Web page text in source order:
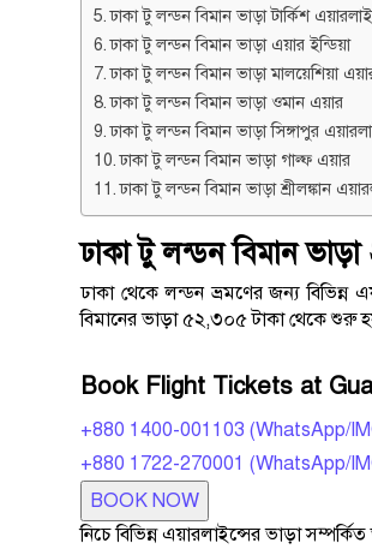
ঢাকা টু লন্ডন বিমান ভাড়া টার্কিশ
ঢাকা টু লন্ডন বিমান ভাড়া এয়ার ইন্ডিয়া
ঢাকা টু লন্ডন বিমান ভাড়া মালয়েশিয়া
ঢাকা টু লন্ডন বিমান ভাড়া ওমান এয়ার
ঢাকা টু লন্ডন বিমান ভাড়া সিঙ্গাপুর
ঢাকা টু লন্ডন বিমান ভাড়া গাল্ফ এয়ার
ঢাকা টু লন্ডন বিমান ভাড়া শ্রীলঙ্কান
ঢাকা টু লন্ডন বিমান
ঢাকা থেকে লন্ডন ভ্রমণের জন্য বিভিন্ন
বিমানের ভাড়া ৫২,৩০৫ টাকা থেকে শুরু
Book Flight Tickets at
+880 1400-001103 (WhatsApp/
+880 1722-270001 (WhatsApp/
BOOK NOW
নিচে বিভিন্ন এয়ারলাইন্সের ভাড়া